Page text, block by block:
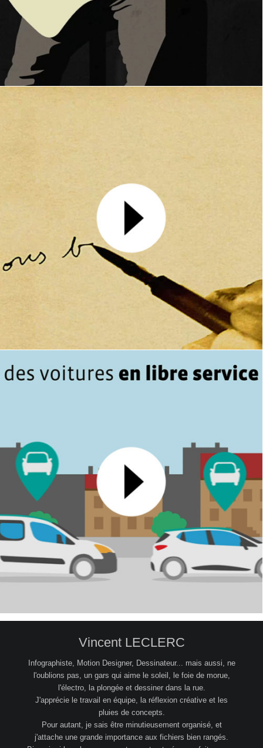
MOTION DESIGN
Bons baisers de Gironde
MOTION DESIGN
Client : Citiz
Vincent LECLERC
Infographiste, Motion Designer, Dessinateur... mais aussi, ne
l'oublions pas, un gars qui aime le soleil, le foie de morue,
l'électro, la plongée et dessiner dans la rue.
J'apprécie le travail en équipe, la réflexion créative et les
pluies de concepts.
Pour autant, je sais être minutieusement organisé, et
j'attache une grande importance aux fichiers bien rangés.